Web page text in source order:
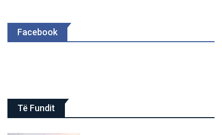
Facebook
Të Fundit